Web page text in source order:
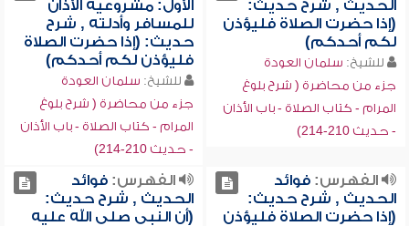
الحديث , شرح حديث:
(إذا حضرت الصلاة فليؤذن
لكم أحدكم)
للشيخ: سلمان العودة
جزء من محاضرة ( شرح بلوغ
المرام - كتاب الصلاة - باب الأذان
- حديث 210-214)
الأول: مشروعية الأذان
للمسافر وأدلته , شرح
حديث: (إذا حضرت الصلاة
فليؤذن لكم أحدكم)
للشيخ: سلمان العودة
جزء من محاضرة ( شرح بلوغ
المرام - كتاب الصلاة - باب الأذان
- حديث 210-214)
الفهرس:فوائد
الحديث , شرح حديث:
(إذا حضرت الصلاة فليؤذن
الفهرس:فوائد
الحديث , شرح حديث:
(أن النبي صلى الله عليه